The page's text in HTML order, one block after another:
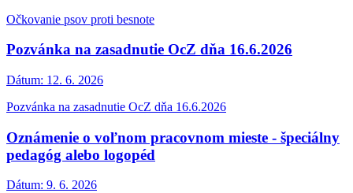
Očkovanie psov proti besnote
Pozvánka na zasadnutie OcZ dňa 16.6.2026
Dátum: 12. 6. 2026
Pozvánka na zasadnutie OcZ dňa 16.6.2026
Oznámenie o voľnom pracovnom mieste - špeciálny
pedagóg alebo logopéd
Dátum: 9. 6. 2026